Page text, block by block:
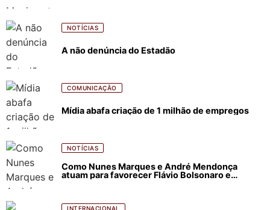
NOTÍCIAS
A não denúncia do Estadão
COMUNICAÇÃO
Mídia abafa criação de 1 milhão de empregos
NOTÍCIAS
Como Nunes Marques e André Mendonça
atuam para favorecer Flávio Bolsonaro e
INTERNACIONAL